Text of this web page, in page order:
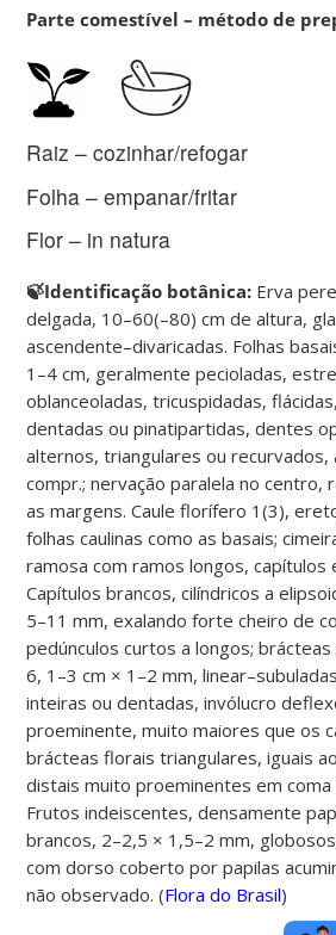
Parte comestível – método de
Raiz – cozinhar/refogar
Folha – empanar/fritar
Flor – in natura
🍃Identificação botânica: Erva
delgada, 10–60(–80) cm de altura,
ascendente–divaricadas. Folhas
1–4 cm, geralmente pecioladas,
oblanceoladas, tricuspidadas,
dentadas ou pinatipartidas, dentes
alternos, triangulares ou recurvados,
compr.; nervação paralela no centro,
as margens. Caule florífero 1(3),
folhas caulinas como as basais;
ramosa com ramos longos, capítulos
Capítulos brancos, cilíndricos a
5–11 mm, exalando forte cheiro de
pedúnculos curtos a longos; brácteas
6, 1–3 cm × 1–2 mm,
inteiras ou dentadas, invólucro
proeminente, muito maiores que os
brácteas florais triangulares, iguais
distais muito proeminentes em coma
Frutos indeiscentes, densamente
brancos, 2–2,5 × 1,5–2 mm,
com dorso coberto por papilas
não observado. (Flora do Brasil)